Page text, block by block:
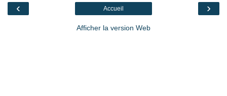
‹ ›
Accueil
Afficher la version Web